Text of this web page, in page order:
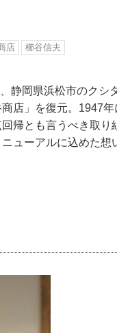
店 櫛谷信夫
静岡県浜松市のクシ
店」を復元。1947
帰とも言うべき取り
ューアルに込めた想